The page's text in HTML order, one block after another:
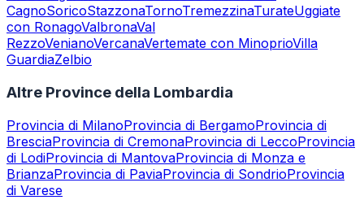
CagnoSoricoStazzonaTornoTremezzinaTurateUggiate
con RonagoValbronaVal
RezzoVenianoVercanaVertemate con MinoprioVilla
GuardiaZelbio
Altre Province della Lombardia
Provincia di MilanoProvincia di BergamoProvincia di
BresciaProvincia di CremonaProvincia di LeccoProvincia
di LodiProvincia di MantovaProvincia di Monza e
BrianzaProvincia di PaviaProvincia di SondrioProvincia
di Varese